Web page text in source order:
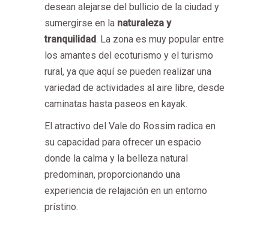
desean alejarse del bullicio de la ciudad y
sumergirse en la naturaleza y
tranquilidad. La zona es muy popular entre
los amantes del ecoturismo y el turismo
rural, ya que aquí se pueden realizar una
variedad de actividades al aire libre, desde
caminatas hasta paseos en kayak.
El atractivo del Vale do Rossim radica en
su capacidad para ofrecer un espacio
donde la calma y la belleza natural
predominan, proporcionando una
experiencia de relajación en un entorno
prístino.